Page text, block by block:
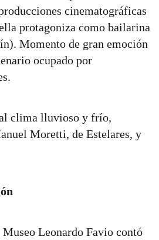
cinematográficas
protagoniza como bailarina
Momento de gran emoción
ocupado por
clima lluvioso y frío,
Moretti, de Estelares, y
Leonardo Favio contó